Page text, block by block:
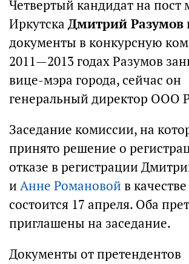
Четвертый кандидат на пост
Иркутска Дмитрий Разумов
документы в конкурсную
2011—2013 годах Разумов
вице-мэра города, сейчас он
генеральный директор ООО
Заседание комиссии, на
принято решение о
отказе в регистрации
и Анне Романовой в
состоится 17 апреля. Оба
приглашены на заседание.
Документы от претендентов